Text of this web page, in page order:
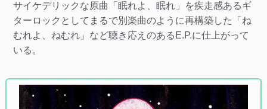
サイケデリックな原曲「眠れよ、眠れ」を疾走感あるギ
ターロックとしてまるで別楽曲のように再構築した「ね
むれよ、ねむれ」など聴き応えのあるE.P.に仕上がって
いる。